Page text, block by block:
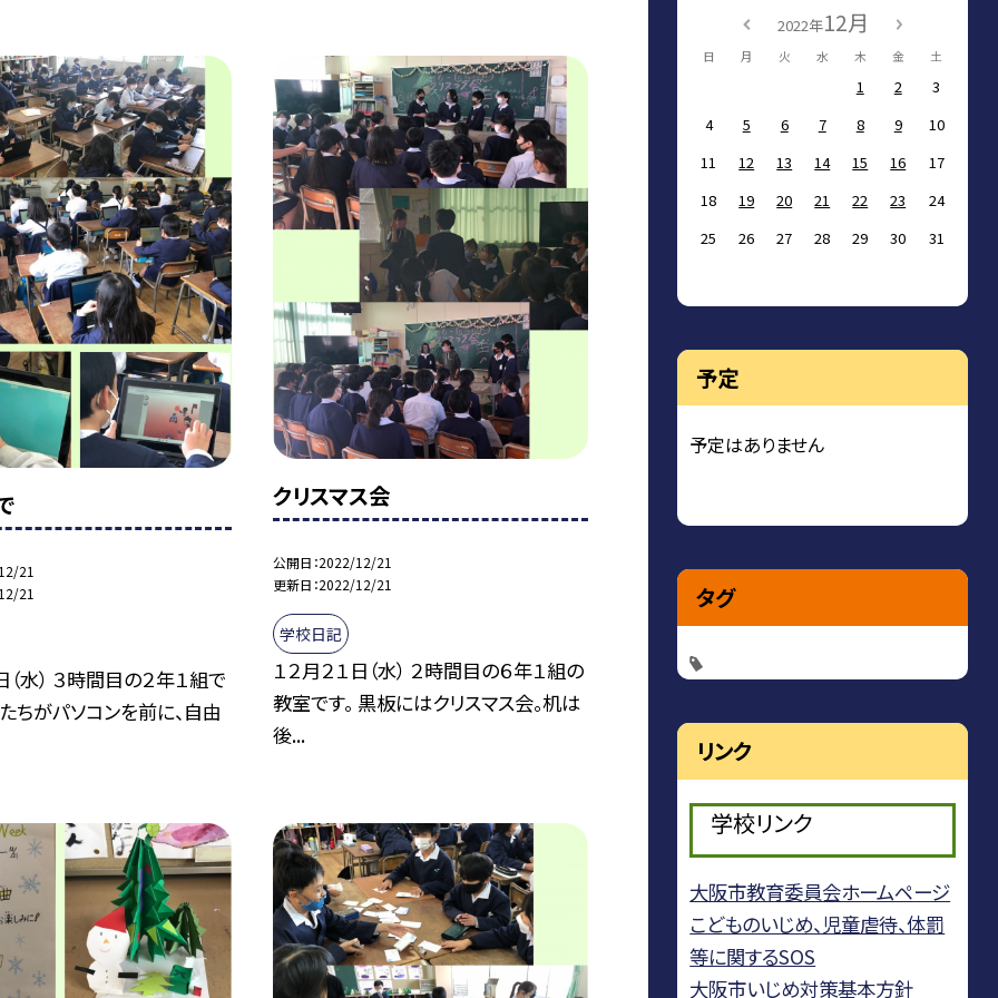
21
21
（水） ３時間目の２年１組で
ちがパソコンを前に、自由
クリスマス会
公開日 2022/12/21
更新日 2022/12/21
学校日記
１２月２１日（水） ２時間目の６年１組の
教室です。 黒板にはクリスマス会。机は
後...
2022年12月
日 月 火 水 木 金 土
1 2
3
4
5 6 7 8 9
10
11
12 13 14 15 16
17
18
19 20 21 22 23
24
25
26 27 28 29 30 31
予定
予定はありません
タグ
リンク
学校リンク
大阪市教育委員会ホームページ
こどものいじめ、児童虐待、体罰
等に関するSOS
大阪市いじめ対策基本方針